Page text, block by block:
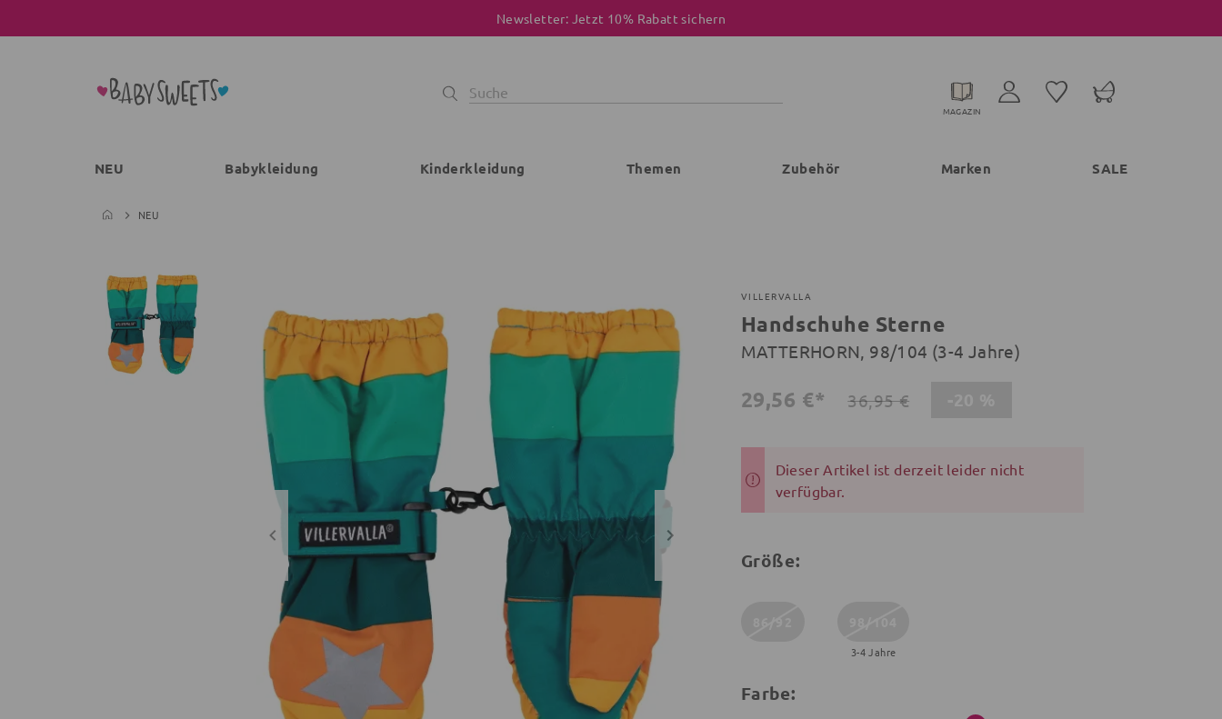
Newsletter: Jetzt 10% Rabatt sichern
MAGAZIN
NEU Babykleidung Kinderkleidung Themen Zubehör Marken SALE
NEU
VILLERVALLA
Handschuhe Sterne
MATTERHORN, 98/104 (3-4 Jahre)
29,56 €* 36,95 €
Dieser Artikel ist derzeit leider nicht
verfügbar.
Größe:
3-4 Jahre
Farbe: